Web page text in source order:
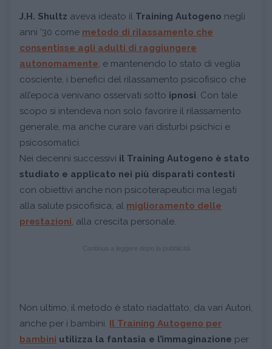
J.H. Shultz aveva ideato il Training Autogeno negli
anni ’30 come metodo di rilassamento che
consentisse agli adulti di raggiungere
autonomamente, e mantenendo lo stato di veglia
cosciente, i benefici del rilassamento psicofisico che
all’epoca venivano osservati sotto ipnosi. Con tale
scopo si intendeva non solo favorire il rilassamento
generale, ma anche curare vari disturbi psichici e
psicosomatici.
Nei decenni successivi il Training Autogeno è stato
studiato e applicato nei più disparati contesti
con obiettivi anche non psicoterapeutici ma legati
alla salute psicofisica, al miglioramento delle
prestazioni, alla crescita personale.
Non ultimo, il metodo è stato riadattato, da vari Autori,
anche per i bambini. Il Training Autogeno per
bambini utilizza la fantasia e l’immaginazione per